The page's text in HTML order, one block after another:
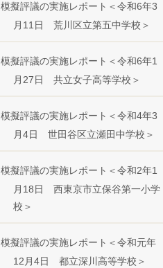
模擬評議の実施レポート＜令和6年3
月11日 荒川区立第五中学校＞
模擬評議の実施レポート＜令和6年1
月27日 共立女子高等学校＞
模擬評議の実施レポート＜令和4年3
月4日 世田谷区立瀬田中学校＞
模擬評議の実施レポート＜令和2年1
月18日 西東京市立保谷第一小学
校＞
模擬評議の実施レポート＜令和元年
12月4日 都立深川高等学校＞